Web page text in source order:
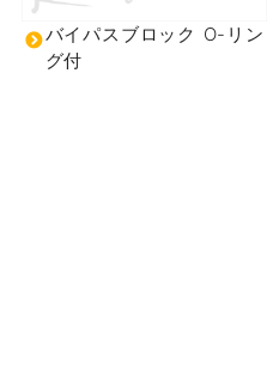
バイパスブロック O-リン
グ付